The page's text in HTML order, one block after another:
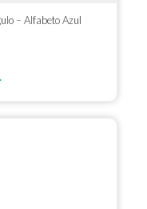
– Alfabeto Azul